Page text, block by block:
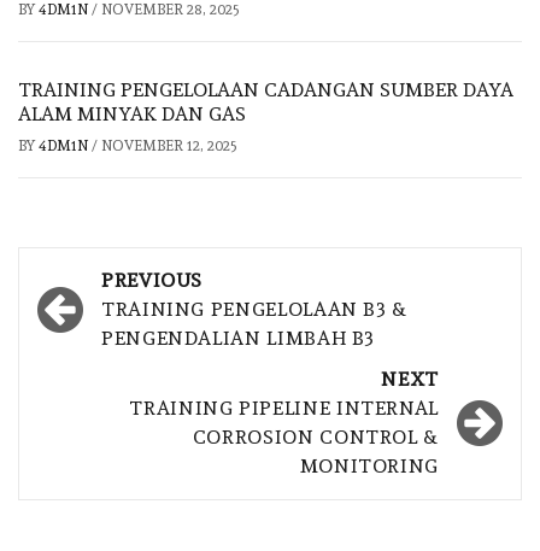
BY 4DM1N / NOVEMBER 28, 2025
TRAINING PENGELOLAAN CADANGAN SUMBER DAYA
ALAM MINYAK DAN GAS
BY 4DM1N / NOVEMBER 12, 2025
Post
navigation
PREVIOUS
TRAINING PENGELOLAAN B3 &
PENGENDALIAN LIMBAH B3
NEXT
TRAINING PIPELINE INTERNAL
CORROSION CONTROL &
MONITORING